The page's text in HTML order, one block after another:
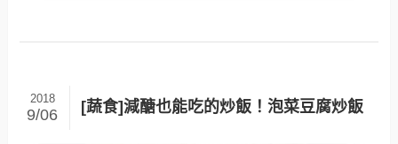
[蔬食]減醣也能吃的炒飯！泡菜豆腐炒飯
2018
9/06